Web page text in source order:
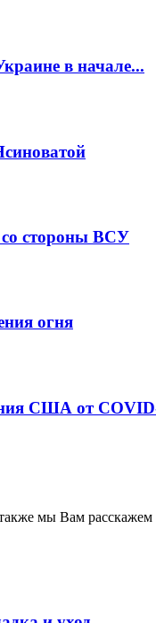
в начале...
со стороны ВСУ
огня
США от
мы Вам расскажем